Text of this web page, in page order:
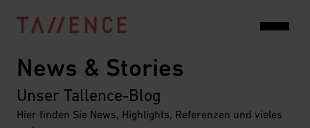
News & Stories
Unser Tallence-Blog
Hier finden Sie News, Highlights, Referenzen und vieles